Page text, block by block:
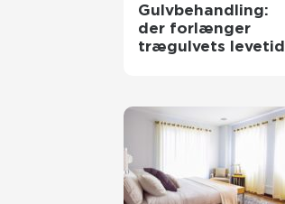
Gulvbehandling:
der forlænger
trægulvets levetid